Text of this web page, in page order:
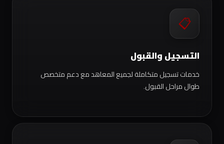
📋
التسجيل والقبول
خدمات تسجيل متكاملة لجميع المعاهد مع دعم متخصص
طوال مراحل القبول.